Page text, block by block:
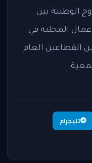
الوطنية بين
المحلية في
القطاعين العام
تليجرام